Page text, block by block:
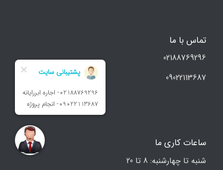
تماس با ما
02188769296
09022113687
ساعات کاری ما
شنبه تا چهارشنبه: 8 تا 20